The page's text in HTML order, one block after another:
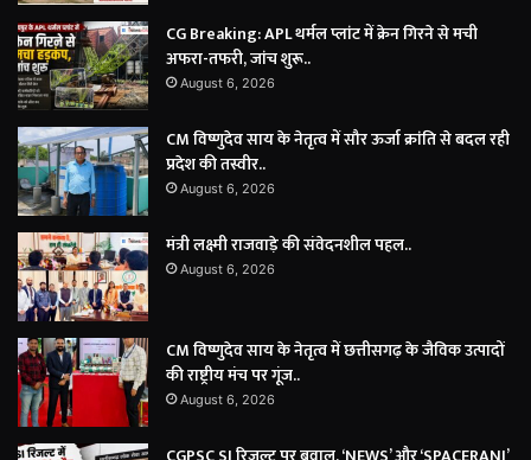
CG Breaking: APL थर्मल प्लांट में क्रेन गिरने से मची
अफरा-तफरी, जांच शुरू..
August 6, 2026
CM विष्णुदेव साय के नेतृत्व में सौर ऊर्जा क्रांति से बदल रही
प्रदेश की तस्वीर..
August 6, 2026
मंत्री लक्ष्मी राजवाड़े की संवेदनशील पहल..
August 6, 2026
CM विष्णुदेव साय के नेतृत्व में छत्तीसगढ़ के जैविक उत्पादों
की राष्ट्रीय मंच पर गूंज..
August 6, 2026